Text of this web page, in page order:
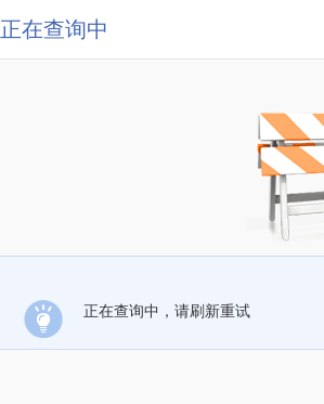
正在查询中
正在查询中，请刷新重试